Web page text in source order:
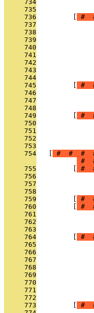
     734
     735
     736
#
     737
     738
     739
     740
     741
     742
     743
     744
     745
#
     746
     747
     748
     749
#
     750
     751
     752
     753
     754
# # #
#
     755
#
     756
     757
     758
     759
#
     760
#
     761
     762
     763
     764
#
     765
     766
     767
     768
     769
     770
     771
     772
     773
#